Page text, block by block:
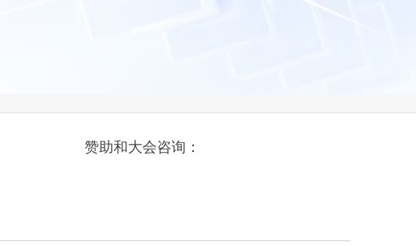
赞助和大会咨询：